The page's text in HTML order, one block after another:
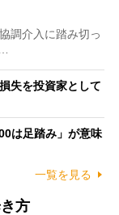
調介入に踏み切っ
失を投資家として
は足踏み」が意味
一覧を見る
方